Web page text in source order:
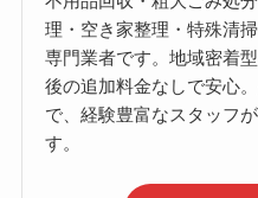
理・空き家整理・特殊清
専門業者です。地域密着
後の追加料金なしで安心
で、経験豊富なスタッフ
す。